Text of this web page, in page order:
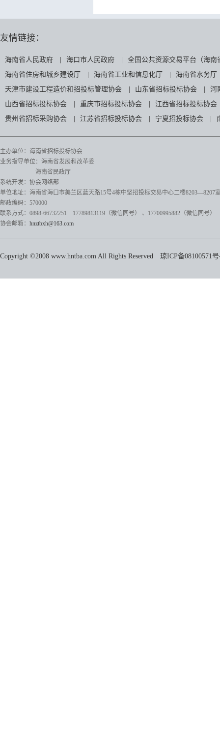
友情链接：
海南省人民政府 海口市人民政府
全国公共资源交易平台（海南
海南省住房和城乡建设厅
海南省工业和信息化厅
海南省水务厅
天津市建设工程造价和招投标管理协会
山东省招标投标协会
河
山西省招标投标协会
重庆市招标投标协会
江西省招标投标协会
贵州省招标采购协会
江苏省招标投标协会 宁夏招投标协会
主办单位：海南省招标投标协会
业务指导单位：海南省发展和改革委
海南省民政厅
系统开发：协会网络部
单位地址：海南省海口市美兰区蓝天路15号4栋中坚招投标交易中心二楼8203—8207
邮政编码：570000
联系方式：0898-66732251 17789813119（微信同号）
、17700995882 （微信同号）
协会邮箱： hnztbxh@163.com
Copyright ©2008 www.hntba.com All Rights Reserved 琼ICP备08100571